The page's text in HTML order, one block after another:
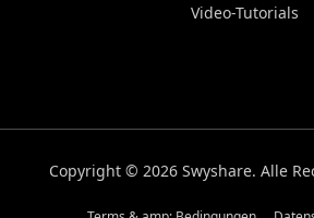
Video-Tutorials
Copyright © 2026 Swyshare. Alle